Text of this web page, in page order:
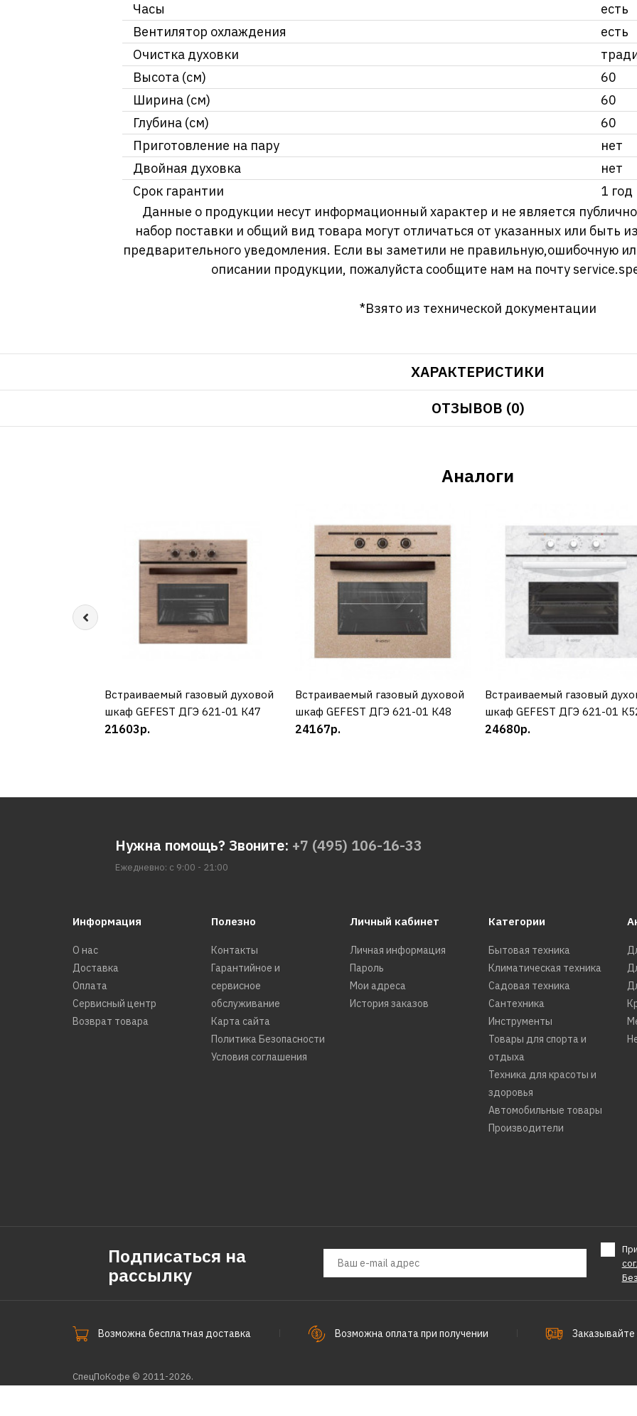
Часы
есть
Вентилятор охлаждения
есть
Очистка духовки
Высота (см)
60
Ширина (см)
60
Глубина (см)
60
Приготовление на пару
нет
Двойная духовка
нет
Срок гарантии
1 год
Данные о продукции несут информационный характер и не является
набор поставки и общий вид товара могут отличаться от указанных или быть
предварительного уведомления. Если вы заметили не правильную,ошибочную
описании продукции, пожалуйста сообщите нам на почту
*Взято из технической документации
ХАРАКТЕРИСТИКИ
ОТЗЫВОВ (0)
Аналоги
КУПИТЬ
Встраиваемый газовый духовой
шкаф GEFEST ДГЭ 621-01 К47
21603р.
КУПИТЬ
Встраиваемый газовый духовой
шкаф GEFEST ДГЭ 621-01 К48
24167р.
КУПИТЬ
Встраиваемый газовый
шкаф GEFEST ДГЭ 621-01
24680р.
Нужна помощь? Звоните: +7 (495) 106-16-33
Ежедневно: с 9:00 - 21:00
Информация
О нас
Доставка
Оплата
Сервисный центр
Возврат товара
Полезно
Контакты
Гарантийное и
сервисное
обслуживание
Карта сайта
Политика Безопасности
Условия соглашения
Личный кабинет
Личная информация
Пароль
Мои адреса
История заказов
Категории
Бытовая техника
Климатическая техника
Садовая техника
Сантехника
Инструменты
Товары для спорта и
отдыха
Техника для красоты и
здоровья
Автомобильные товары
Производители
Подписаться на
рассылку
Возможна бесплатная доставка Возможна оплата при получении Заказывайте
СпецПоКофе © 2011-2026.